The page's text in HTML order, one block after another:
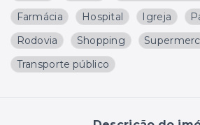
Farmácia
Hospital Igreja
Rodovia
Shopping
Transporte público